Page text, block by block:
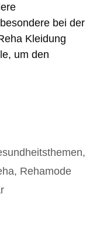
bei der
Kleidung
um den
,
, Rehamode